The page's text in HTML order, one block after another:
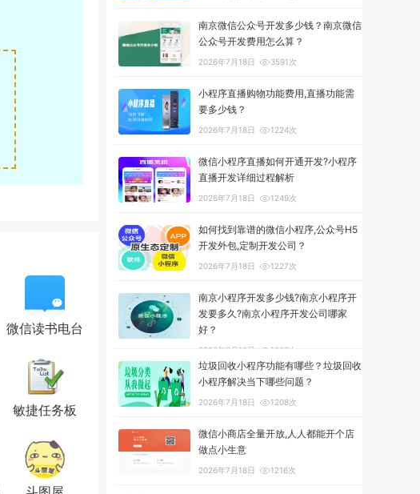
微信读书电台
敏捷任务板
南京微信公众号开发多少钱？南京微信
公众号开发费用怎么算？
2026年7月18日 3591次
小程序直播购物功能费用,直播功能需
要多少钱？
2026年7月18日 1224次
微信小程序直播如何开通开发?小程序
直播开发详细过程解析
2026年7月18日 1249次
如何找到靠谱的微信小程序,公众号H5
开发外包,定制开发公司？
2026年7月18日 1227次
南京小程序开发多少钱?南京小程序开
发要多久?南京小程序开发公司哪家
好？
2026年7月18日 1302次
垃圾回收小程序功能有哪些？垃圾回收
小程序解决当下哪些问题？
2026年7月18日 1208次
微信小商店全量开放,人人都能开个店
做点小生意
2026年7月18日 1216次